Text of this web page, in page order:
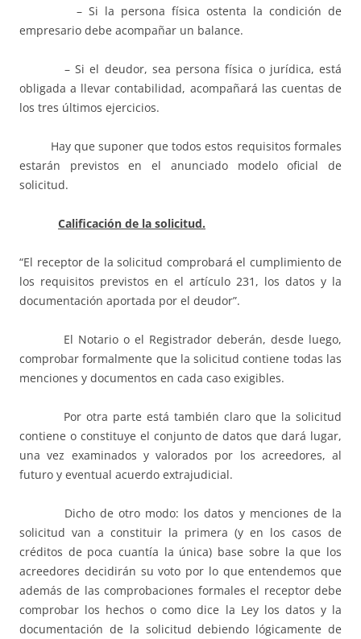
– Si la persona física ostenta la condición de
empresario debe acompañar un balance.
– Si el deudor, sea persona física o jurídica, está
obligada a llevar contabilidad, acompañará las cuentas de
los tres últimos ejercicios.
Hay que suponer que todos estos requisitos formales
estarán previstos en el anunciado modelo oficial de
solicitud.
Calificación de la solicitud.
“El receptor de la solicitud comprobará el cumplimiento de
los requisitos previstos en el artículo 231, los datos y la
documentación aportada por el deudor”.
El Notario o el Registrador deberán, desde luego,
comprobar formalmente que la solicitud contiene todas las
menciones y documentos en cada caso exigibles.
Por otra parte está también claro que la solicitud
contiene o constituye el conjunto de datos que dará lugar,
una vez examinados y valorados por los acreedores, al
futuro y eventual acuerdo extrajudicial.
Dicho de otro modo: los datos y menciones de la
solicitud van a constituir la primera (y en los casos de
créditos de poca cuantía la única) base sobre la que los
acreedores decidirán su voto por lo que entendemos que
además de las comprobaciones formales el receptor debe
comprobar los hechos o como dice la Ley los datos y la
documentación de la solicitud debiendo lógicamente de